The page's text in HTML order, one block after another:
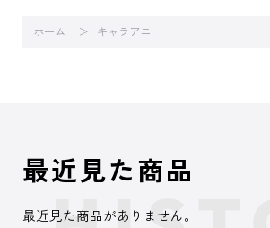
ホーム キャラアニ
最近見た商品
最近見た商品がありません。